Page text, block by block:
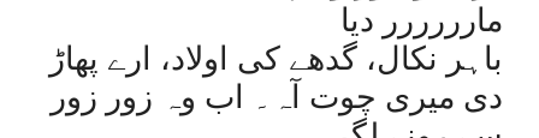
مارررررر دیا
باہر نکال، گدھے کی اولاد، ارے پھاڑ
دی میری چوت آہ۔ اب وہ زور زور